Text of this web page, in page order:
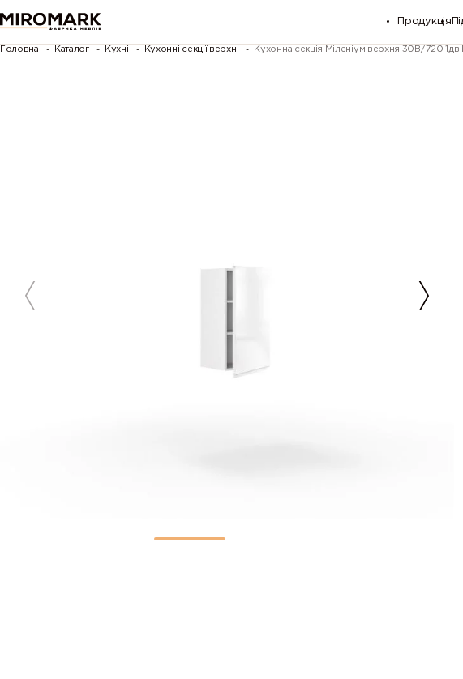
Продукція
Головна Каталог Кухні Кухонні секції верхні Кухонна секція Міленіум верхня 30В/720